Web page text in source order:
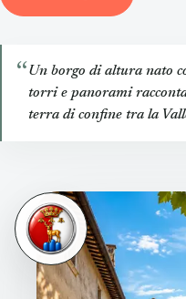
“Un borgo di altura nato
torri e panorami
terra di confine tra la